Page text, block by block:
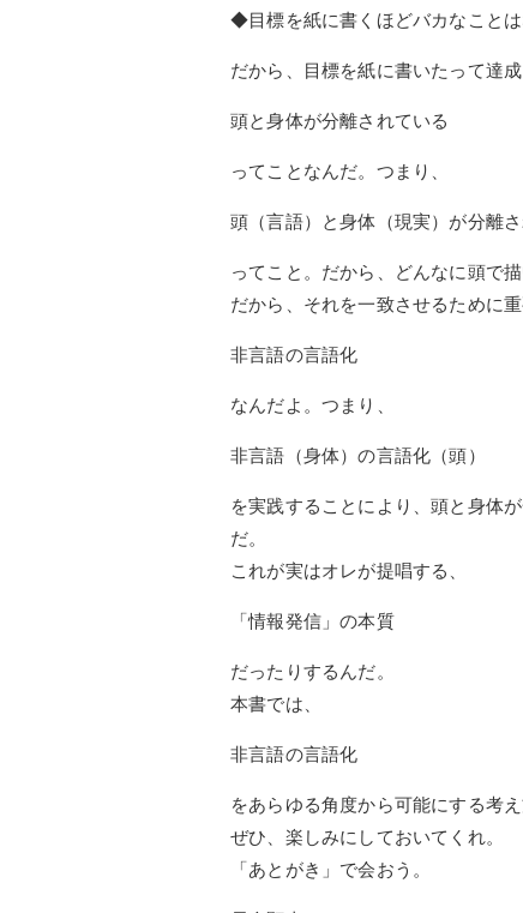
◆目標を紙に書くほどバカなこと
だから、目標を紙に書いたって達
頭と身体が分離されている
ってことなんだ。つまり、
頭（言語）と身体（現実）が分離
ってこと。だから、どんなに頭で
だから、それを一致させるために重
非言語の言語化
なんだよ。つまり、
非言語（身体）の言語化（頭）
を実践することにより、頭と身体
だ。
これが実はオレが提唱する、
「情報発信」の本質
だったりするんだ。
本書では、
非言語の言語化
をあらゆる角度から可能にする考
ぜひ、楽しみにしておいてくれ。
「あとがき」で会おう。